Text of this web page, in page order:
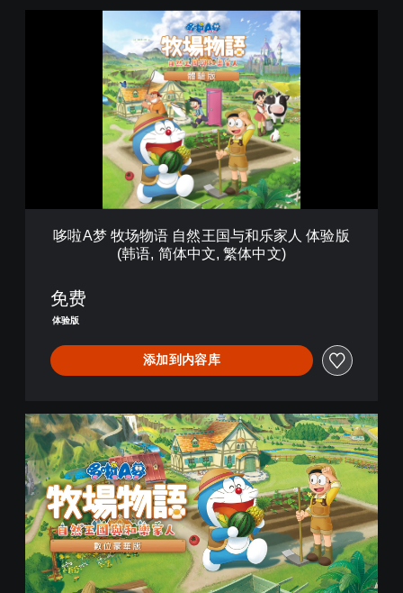
国
,
简
体
中
文
,
繁
体
中
文
)
哆啦A梦 牧场物语 自然王国与和乐家人 体验版
(韩语, 简体中文, 繁体中文)
免费
体验版
添加到内容库
数
字
豪
华
版